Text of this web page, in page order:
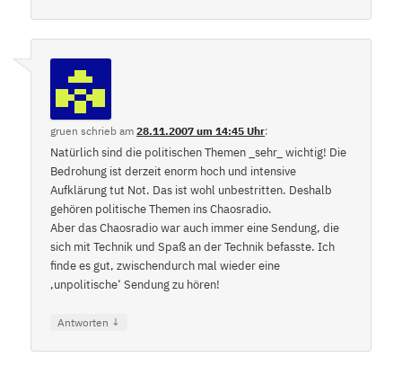
gruen schrieb am28.11.2007 um 14:45 Uhr:
Natürlich sind die politischen Themen _sehr_ wichtig! Die
Bedrohung ist derzeit enorm hoch und intensive
Aufklärung tut Not. Das ist wohl unbestritten. Deshalb
gehören politische Themen ins Chaosradio.
Aber das Chaosradio war auch immer eine Sendung, die
sich mit Technik und Spaß an der Technik befasste. Ich
finde es gut, zwischendurch mal wieder eine
‚unpolitische‘ Sendung zu hören!
Antworten ↓